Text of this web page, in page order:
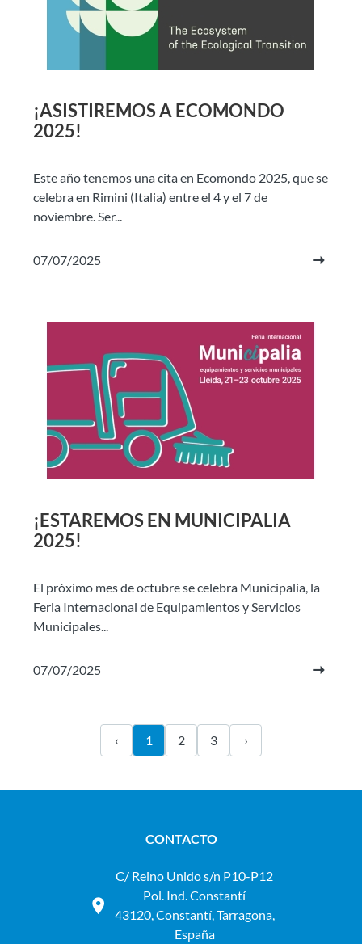
¡ASISTIREMOS A ECOMONDO
2025!
Este año tenemos una cita en Ecomondo 2025, que se
celebra en Rimini (Italia) entre el 4 y el 7 de
noviembre. Ser...
07/07/2025
¡ESTAREMOS EN MUNICIPALIA
2025!
El próximo mes de octubre se celebra Municipalia, la
Feria Internacional de Equipamientos y Servicios
Municipales...
07/07/2025
‹ 1 2 3 ›
CONTACTO
C/ Reino Unido s/n P10-P12
Pol. Ind. Constantí
43120, Constantí, Tarragona,
España